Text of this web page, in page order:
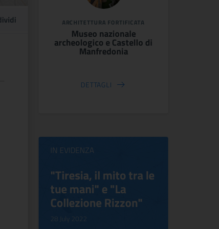
ARCHITETTURA FORTIFICATA
Museo nazionale
archeologico e Castello di
Manfredonia
DETTAGLI
IN EVIDENZA
"Tiresia, il mito tra le
tue mani" e "La
Collezione Rizzon"
28 July 2022